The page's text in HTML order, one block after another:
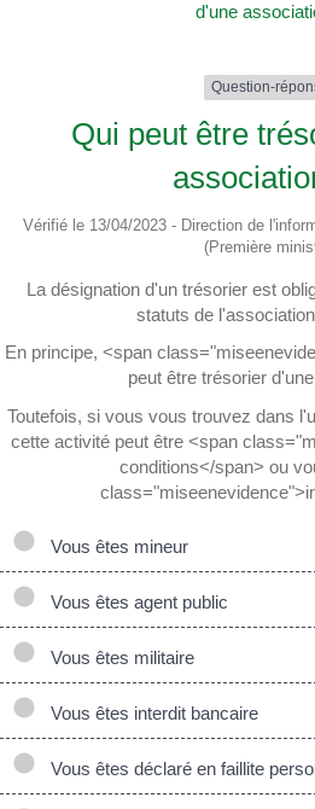
d'une
Question-
Qui peut être
Vérifié le 13/04/2023 - Direction de
(Première
La désignation d'un trésorier est
statuts de
En principe, <span
peut être trésorier
Toutefois, si vous vous trouvez dans
cette activité peut être <span
conditions</span> ou
Vous êtes mineur
Vous êtes agent public
Vous êtes militaire
Vous êtes interdit bancaire
Vous êtes déclaré en faillite